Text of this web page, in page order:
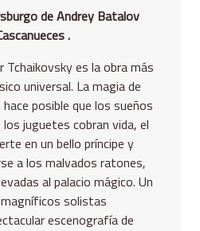
de Andrey Batalov
.
Tchaikovsky es la obra más
universal. La magia de
posible que los sueños
juguetes cobran vida, el
en un bello príncipe y
a los malvados ratones,
al palacio mágico. Un
solistas
escenografía de